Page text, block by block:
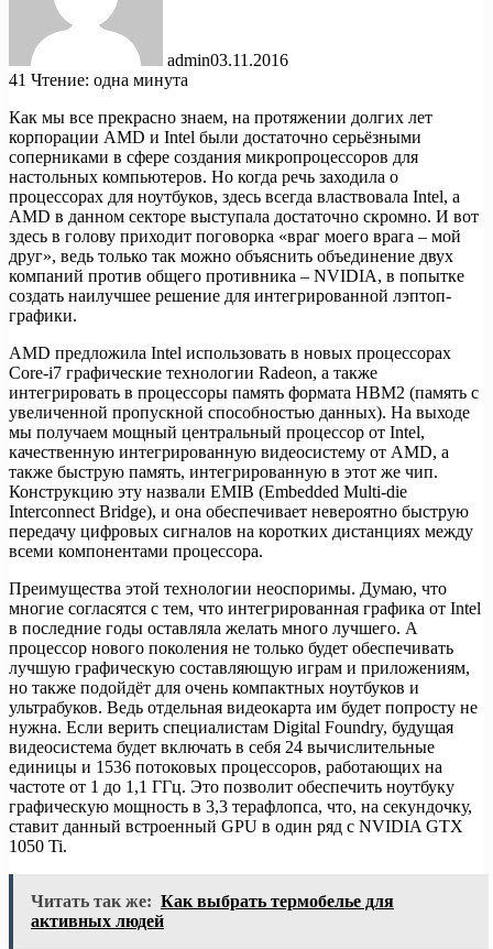
admin03.11.2016
41 Чтение: одна минута
Как мы все прекрасно знаем, на протяжении долгих лет
корпорации AMD и Intel были достаточно серьёзными
соперниками в сфере создания микропроцессоров для
настольных компьютеров. Но когда речь заходила о
процессорах для ноутбуков, здесь всегда властвовала Intel, а
AMD в данном секторе выступала достаточно скромно. И вот
здесь в голову приходит поговорка «враг моего врага – мой
друг», ведь только так можно объяснить объединение двух
компаний против общего противника – NVIDIA, в попытке
создать наилучшее решение для интегрированной лэптоп-
графики.
AMD предложила Intel использовать в новых процессорах
Core-i7 графические технологии Radeon, а также
интегрировать в процессоры память формата HBM2 (память с
увеличенной пропускной способностью данных). На выходе
мы получаем мощный центральный процессор от Intel,
качественную интегрированную видеосистему от AMD, а
также быструю память, интегрированную в этот же чип.
Конструкцию эту назвали EMIB (Embedded Multi-die
Interconnect Bridge), и она обеспечивает невероятно быструю
передачу цифровых сигналов на коротких дистанциях между
всеми компонентами процессора.
Преимущества этой технологии неоспоримы. Думаю, что
многие согласятся с тем, что интегрированная графика от Intel
в последние годы оставляла желать много лучшего. А
процессор нового поколения не только будет обеспечивать
лучшую графическую составляющую играм и приложениям,
но также подойдёт для очень компактных ноутбуков и
ультрабуков. Ведь отдельная видеокарта им будет попросту не
нужна. Если верить специалистам Digital Foundry, будущая
видеосистема будет включать в себя 24 вычислительные
единицы и 1536 потоковых процессоров, работающих на
частоте от 1 до 1,1 ГГц. Это позволит обеспечить ноутбуку
графическую мощность в 3,3 терафлопса, что, на секундочку,
ставит данный встроенный GPU в один ряд с NVIDIA GTX
1050 Ti.
Читать так же: Как выбрать термобелье для
активных людей